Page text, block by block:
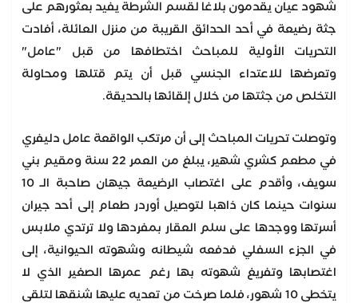
شهود عيان يقدمون بلاغا لقسم الشرطة يفيد بعثورهم على
جثة رضيعة في أحد الحدائق القريبة من منزل العائلة، أفادت
التحريات الأولية للمباحث اختطافها من قبل "عامل"
وتعرضها للاعتداء الجنسي قبل أن يتم قتلها ومحاولة
التخلص من جثتها من خلال إلقائها بالحديقة.
وتوصلت تحريات المباحث إلى أن مرتكب الواقعة عامل دليفري
في مطعم كشري شهير، يبلغ من العمر 22 سنة ومقيم بني
سويف، وأقدم على اغتصاب الرضيعة جيهان صاحبة الـ 10
سنوات حينما كان ذاهبا لتوصيل أوردر طعام إلى أحد جيران
أسرتها ووجدها على سلم العقار بمفردها ولا ترتدي ملابس
في الجزء السفلي فدفعه شيطانه وشهوته الحيوانية، إلى
اغتصابها وتفريغ شهوته بها رغم عمرها الصغير الذي لا
يتخطى 10 شهور، فلما صرخت من تعديه عليها شنقها لتلقى